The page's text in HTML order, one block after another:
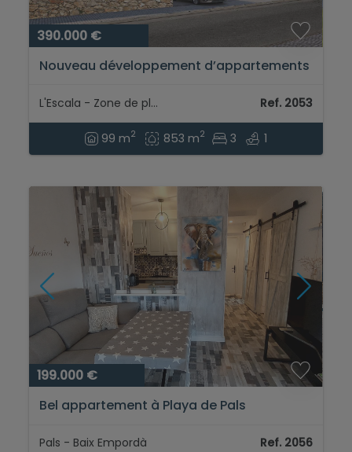
390.000 €
Nouveau développement d’appartements
L'Escala - Zone de plage Ref. 2053
99 m2 853 m2 3 1
199.000 €
Bel appartement à Playa de Pals
Pals - Baix Empordà Ref. 2056